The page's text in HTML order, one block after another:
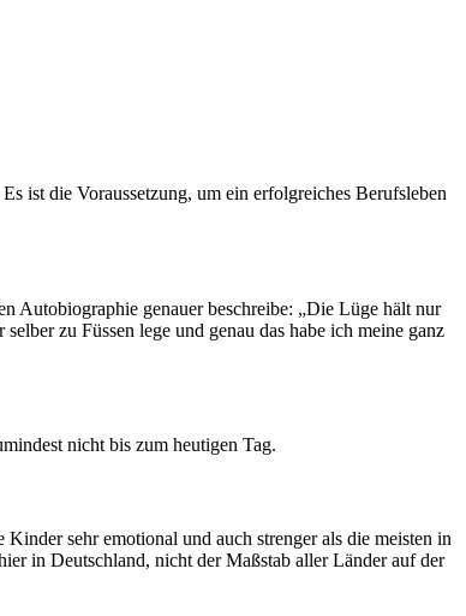
ist die Voraussetzung, um ein erfolgreiches Berufsleben
Autobiographie genauer beschreibe: „Die Lüge hält nur
zu Füssen lege und genau das habe ich meine ganz
nicht bis zum heutigen Tag.
sehr emotional und auch strenger als die meisten in
in Deutschland, nicht der Maßstab aller Länder auf der